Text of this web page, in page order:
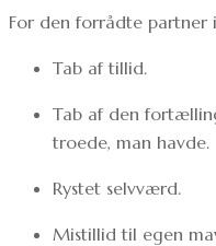
For den forrådte
Tab af tillid.
Tab af den
troede, man havde.
Rystet selvværd.
Mistillid til egen